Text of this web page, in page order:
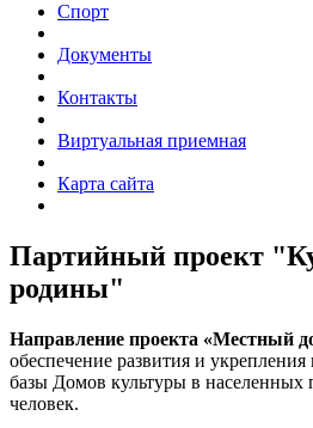
Спорт
Документы
Контакты
Виртуальная приемная
Карта сайта
Партийный проект
родины"
Направление проекта «Местный
обеспечение развития и
базы Домов культуры в населенных
человек.